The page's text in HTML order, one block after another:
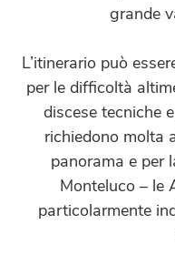
grande
L’itinerario può
per le difficoltà
discese tecniche
richiedono molta
panorama e per
Monteluco – le
particolarmente